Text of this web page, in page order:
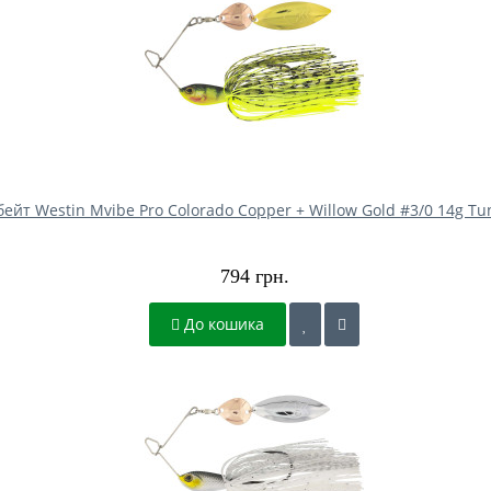
Westin Mvibe Pro Colorado Copper + Willow Gold #3/0 14g
794 грн.
До кошика